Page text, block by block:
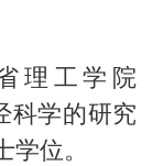
理工学院
科学的研究
位。